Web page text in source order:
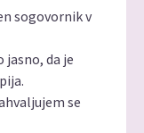
sogovornik v
da je
se